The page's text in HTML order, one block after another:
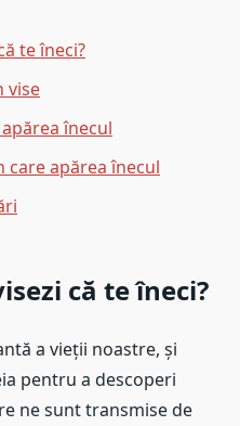
te îneci?
vise
înecul
apărea înecul
că te îneci?
a vieții noastre, și
pentru a descoperi
ne sunt transmise de